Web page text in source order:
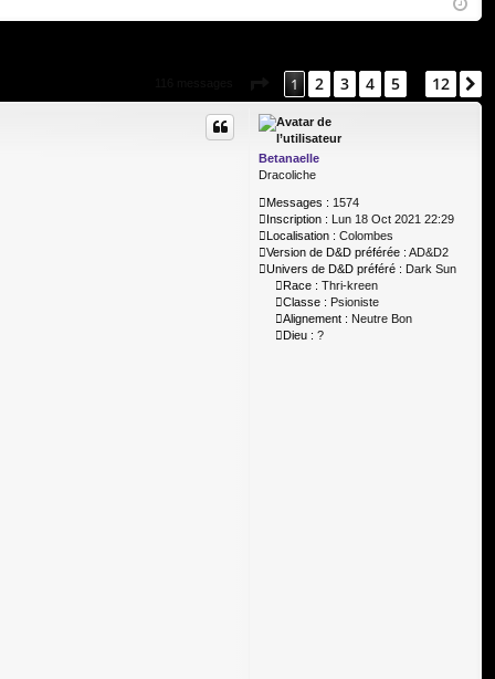
on
cri
on
Page 1sur 12
1 2 3 4 5 12
Betanaelle
Dracoliche
Messages : 1574
Inscription : Lun 18 Oct 2021 22:29
Localisation : Colombes
Version de D&D préférée : AD&D2
Univers de D&D préféré : Dark Sun
Race : Thri-kreen
Classe : Psioniste
Alignement : Neutre Bon
Dieu : ?